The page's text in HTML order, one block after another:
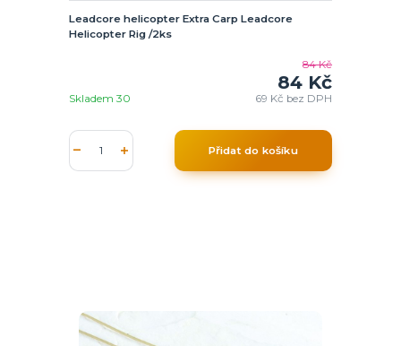
Leadcore helicopter Extra Carp Leadcore
Helicopter Rig /2ks
84 Kč
84 Kč
69 Kč bez DPH
Skladem 30
Přidat do košíku